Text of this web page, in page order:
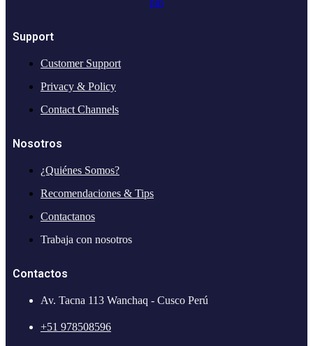
pin
Support
Customer Support
Privacy & Policy
Contact Channels
Nosotros
¿Quiénes Somos?
Recomendaciones & Tips
Contactanos
Trabaja con nosotros
Contactos
Av. Tacna 113 Wanchaq - Cusco Perú
+51 978508596